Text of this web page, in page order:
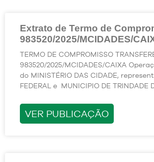
Extrato de Termo de
983520/2025/MCIDADES/
TERMO DE COMPROMISSO
983520/2025/MCIDADES/CAIXA
do MINISTÉRIO DAS CIDADE,
FEDERAL e MUNICIPIO DE TRINDADE
VER PUBLICAÇÃO